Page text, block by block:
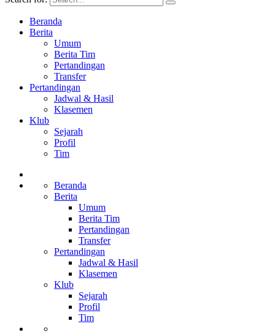
Beranda
Berita
Umum
Berita Tim
Pertandingan
Transfer
Pertandingan
Jadwal & Hasil
Klasemen
Klub
Sejarah
Profil
Tim
Beranda
Berita
Umum
Berita Tim
Pertandingan
Transfer
Pertandingan
Jadwal & Hasil
Klasemen
Klub
Sejarah
Profil
Tim